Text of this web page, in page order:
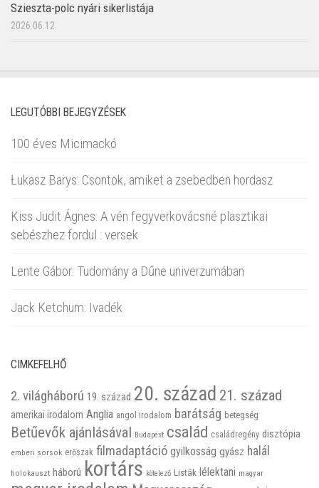
Szieszta-polc nyári sikerlistája
2026.06.12.
LEGUTÓBBI BEJEGYZÉSEK
100 éves Micimackó
Łukasz Barys: Csontok, amiket a zsebedben hordasz
Kiss Judit Ágnes: A vén fegyverkovácsné plasztikai
sebészhez fordul : versek
Lente Gábor: Tudomány a Dűne univerzumában
Jack Ketchum: Ivadék
CIMKEFELHŐ
2. világháború 19. század 20. század 21. század
amerikai irodalom Anglia angol irodalom barátság betegség
Betűevők ajánlásával Budapest család családregény disztópia
emberi sorsok erőszak filmadaptáció gyilkosság gyász halál
holokauszt háború kortárs kötelező Listák lélektani magyar